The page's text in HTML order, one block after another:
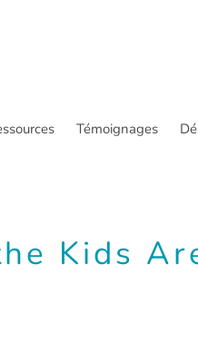
Témoignages
Kids